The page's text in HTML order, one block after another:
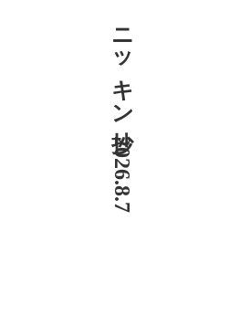
ニッキン抄 2026.8.7